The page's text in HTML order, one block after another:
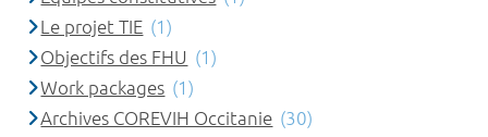
Le projet TIE (1)
Objectifs des FHU (1)
Work packages (1)
Archives COREVIH Occitanie (30)